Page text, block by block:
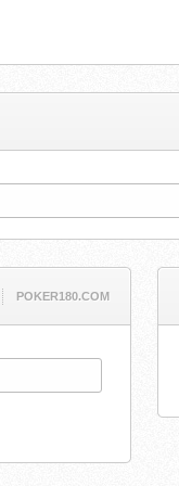
POKER180.COM